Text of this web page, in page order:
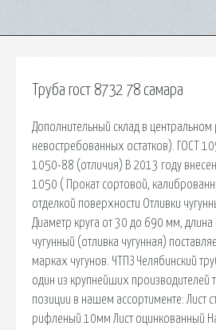
Труба гост 8732 78 самара
Дополнительный склад в
невостребованных остатков). ГОСТ
1050-88 (отличия) В 2013 году
1050 ( Прокат сортовой,
отделкой поверхности Отливки
Диаметр круга от 30 до 690 мм,
чугунный (отливка чугунная)
марках чугунов. ЧТПЗ Челябинский
один из крупнейших производителей
позиции в нашем ассортименте: Лист
рифленый 10мм Лист оцинкованный